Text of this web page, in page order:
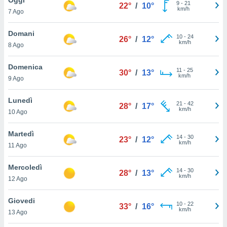
è
al sito
di
ci
di
il
un
la
nella
7 Ago
22° / 10° 9- 21
km/h
Domani
8 Ago
26° / 12° 10- 24
km/h
Domenica
9 Ago
30° / 13° 11 - 25
km/h
Lunedì
10 Ago
28° / 17° 21 - 42
km/h
Martedì
11 Ago
23° / 12° 14- 30
km/h
Mercoledì
12 Ago
28° / 13° 14- 30
km/h
Giovedi
13 Ago
33° / 16° 10- 22
km/h